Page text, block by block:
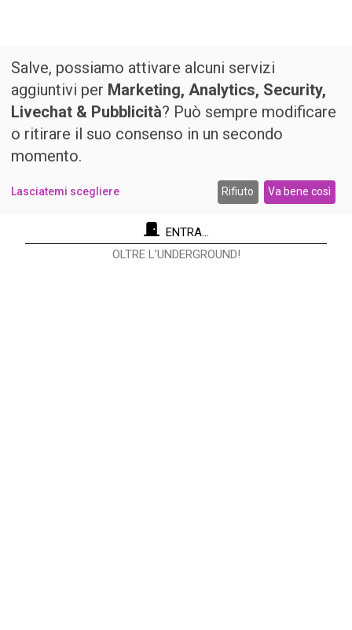
ENTRA...
OLTRE L’UNDERGROUND!
Salve, possiamo attivare alcuni servizi
aggiuntivi per Marketing, Analytics, Security,
Livechat & Pubblicità? Può sempre modificare
o ritirare il suo consenso in un secondo
momento.
Lasciatemi scegliere Rifiuto Va bene così